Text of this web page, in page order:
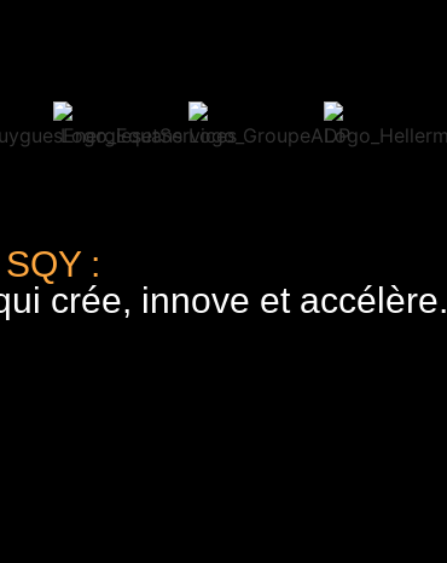
:
crée, innove et accélère.